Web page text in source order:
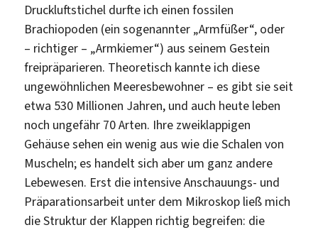
Druckluftstichel durfte ich einen fossilen
Brachiopoden (ein sogenannter „Armfüßer“, oder
– richtiger – „Armkiemer“) aus seinem Gestein
freipräparieren. Theoretisch kannte ich diese
ungewöhnlichen Meeresbewohner – es gibt sie seit
etwa 530 Millionen Jahren, und auch heute leben
noch ungefähr 70 Arten. Ihre zweiklappigen
Gehäuse sehen ein wenig aus wie die Schalen von
Muscheln; es handelt sich aber um ganz andere
Lebewesen. Erst die intensive Anschauungs- und
Präparationsarbeit unter dem Mikroskop ließ mich
die Struktur der Klappen richtig begreifen: die